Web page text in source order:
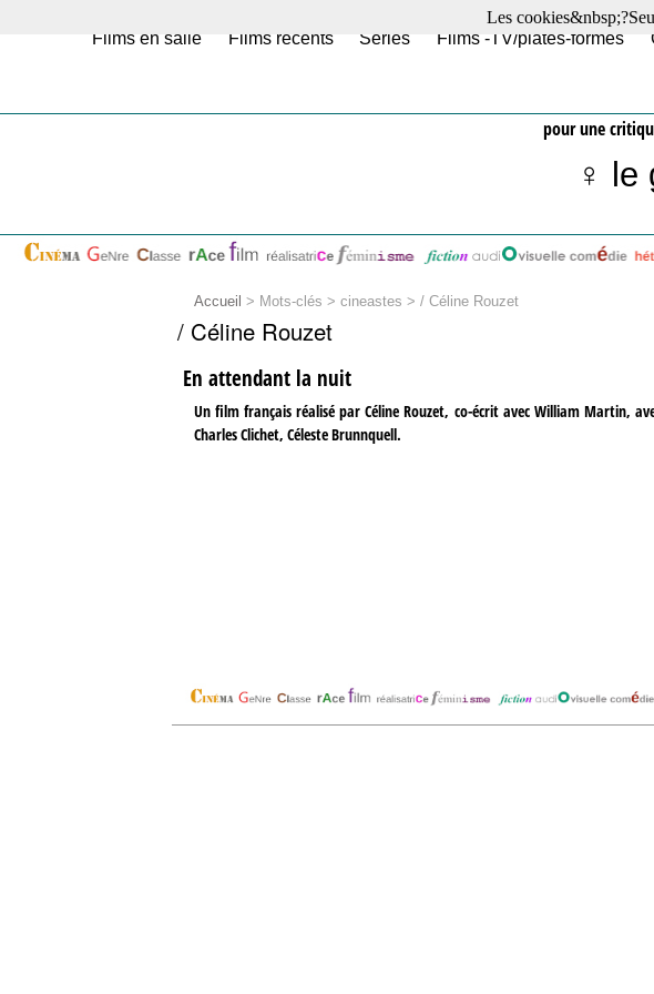
Films en salle Films récents Séries Films -TV/plates-formes
pour une
♀ le
Accueil > Mots-clés > cineastes > / Céline Rouzet
/ Céline Rouzet
En attendant la nuit
Un film français réalisé par Céline Rouzet, co-écrit avec William Martin,
Charles Clichet, Céleste Brunnquell.
Les